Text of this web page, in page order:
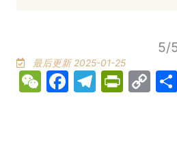
5/
最后更新 2025-01-25
WeChat
Facebook